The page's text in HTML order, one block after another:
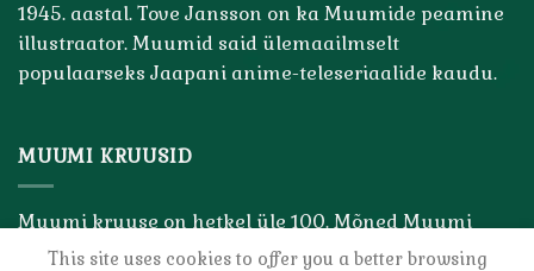
1945. aastal. Tove Jansson on ka Muumide peamine
illustraator. Muumid said ülemaailmselt
populaarseks Jaapani anime-teleseriaalide kaudu.
MUUMI KRUUSID
Muumi kruuse on hetkel üle 100. Mõned Muumi
kruusid on väga haruldased ja väärtuslikud. Muumi
This site uses cookies to offer you a better browsing